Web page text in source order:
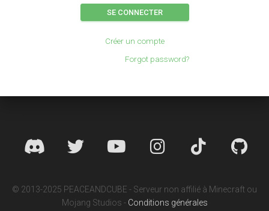
SE CONNECTER
Créer un compte
Forgot password?
© 2013-2025 PEACEANDCUBE - Serveur non affilié à Minecraft ou
Mojang Studios - Conditions générales